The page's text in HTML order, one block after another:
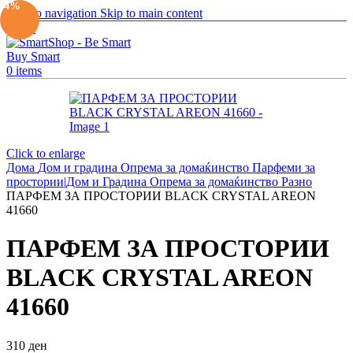
Skip to navigation Skip to main content
0 items
Click to enlarge
Дома Дом и градина Опрема за домаќинство Парфеми за
простории|Дом и Градина Опрема за домаќинство Разно
ПАРФЕМ ЗА ПРОСТОРИИ BLACK CRYSTAL AREON
41660
ПАРФЕМ ЗА ПРОСТОРИИ
BLACK CRYSTAL AREON
41660
310 ден
-4%